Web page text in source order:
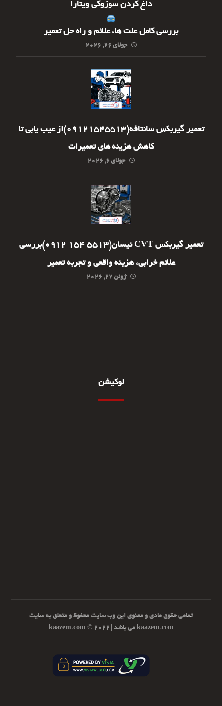
داغ کردن سوزوکی ویتارا
بررسی کامل علت ها، علائم و راه حل تعمیر
جولای ۲۶, ۲۰۲۶
تعمیر گیربکس سانتافه(09121545513)از عیب یابی تا
کاهش هزینه های تعمیرات
جولای ۶, ۲۰۲۶
تعمیر گیربکس CVT نیسان(5513 154 0912)بررسی
علائم خرابی، هزینه واقعی و تجربه تعمیر
ژوئن ۲۷, ۲۰۲۶
لوکیشن
تمامی حقوق مادی و معنوی این وب سایت محفوظ و متعلق به سایت
kaazem.com می باشد | ۲۰۲۲ © kaazem.com